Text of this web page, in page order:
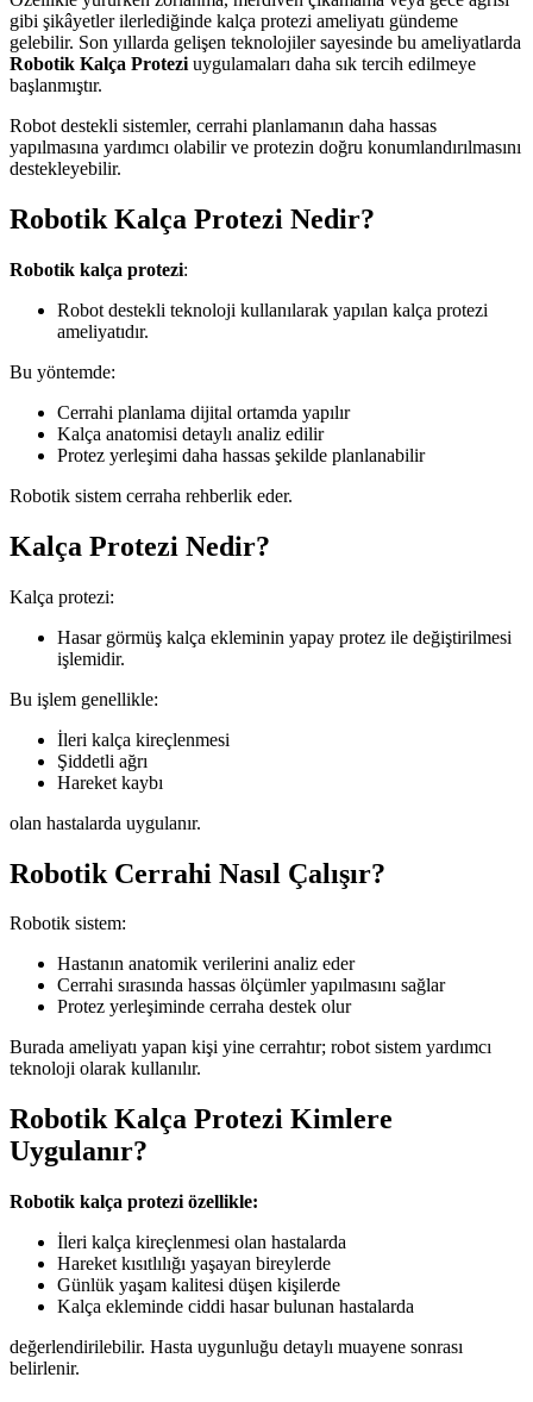
gibi şikâyetler ilerlediğinde kalça protezi ameliyatı gündeme
gelebilir. Son yıllarda gelişen teknolojiler sayesinde bu ameliyatlarda
Robotik Kalça Protezi uygulamaları daha sık tercih edilmeye
başlanmıştır.
Robot destekli sistemler, cerrahi planlamanın daha hassas
yapılmasına yardımcı olabilir ve protezin doğru konumlandırılmasını
destekleyebilir.
Robotik Kalça Protezi Nedir?
Robotik kalça protezi:
Robot destekli teknoloji kullanılarak yapılan kalça protezi
ameliyatıdır.
Bu yöntemde:
Cerrahi planlama dijital ortamda yapılır
Kalça anatomisi detaylı analiz edilir
Protez yerleşimi daha hassas şekilde planlanabilir
Robotik sistem cerraha rehberlik eder.
Kalça Protezi Nedir?
Kalça protezi:
Hasar görmüş kalça ekleminin yapay protez ile değiştirilmesi
işlemidir.
Bu işlem genellikle:
İleri kalça kireçlenmesi
Şiddetli ağrı
Hareket kaybı
olan hastalarda uygulanır.
Robotik Cerrahi Nasıl Çalışır?
Robotik sistem:
Hastanın anatomik verilerini analiz eder
Cerrahi sırasında hassas ölçümler yapılmasını sağlar
Protez yerleşiminde cerraha destek olur
Burada ameliyatı yapan kişi yine cerrahtır; robot sistem yardımcı
teknoloji olarak kullanılır.
Robotik Kalça Protezi Kimlere
Uygulanır?
Robotik kalça protezi özellikle:
İleri kalça kireçlenmesi olan hastalarda
Hareket kısıtlılığı yaşayan bireylerde
Günlük yaşam kalitesi düşen kişilerde
Kalça ekleminde ciddi hasar bulunan hastalarda
değerlendirilebilir. Hasta uygunluğu detaylı muayene sonrası
belirlenir.